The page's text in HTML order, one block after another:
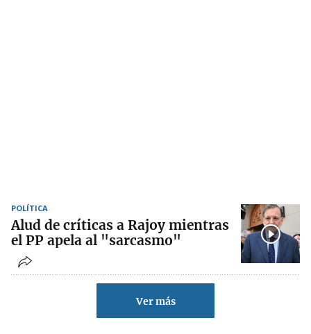
POLÍTICA
Alud de críticas a Rajoy mientras
el PP apela al "sarcasmo"
Ver más